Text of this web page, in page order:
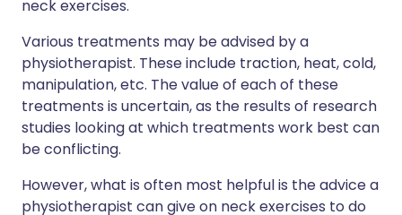
neck exercises.
Various treatments may be advised by a
physiotherapist. These include traction, heat, cold,
manipulation, etc. The value of each of these
treatments is uncertain, as the results of research
studies looking at which treatments work best can
be conflicting.
However, what is often most helpful is the advice a
physiotherapist can give on neck exercises to do